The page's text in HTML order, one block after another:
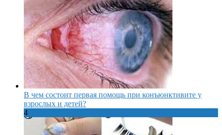
В чем состоит первая помощь при конъюнктивите у
взрослых и детей?
4